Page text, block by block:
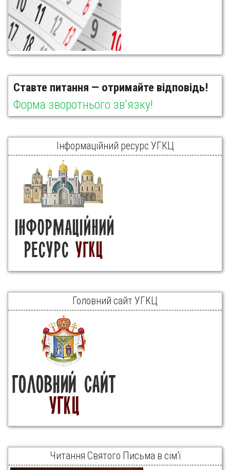
Ставте питання — отримайте відповідь!
Форма зворотнього зв'язку!
Інформаційний ресурс УГКЦ
Головний сайт УГКЦ
Читання Святого Письма в сім’ї